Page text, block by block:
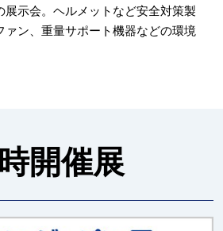
展示会。ヘルメットなど安全対策製
ァン、重量サポート機器などの環境
開催展